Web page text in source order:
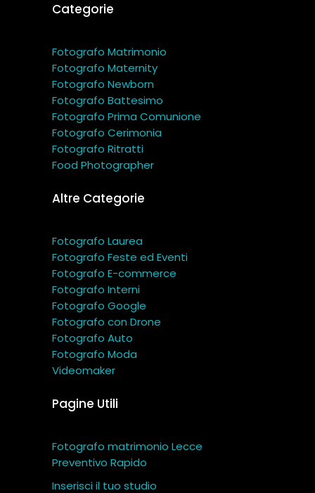
Categorie
Fotografo Matrimonio
Fotografo Maternity
Fotografo Newborn
Fotografo Battesimo
Fotografo Prima Comunione
Fotografo Cerimonia
Fotografo Ritratti
Food Photographer
Altre Categorie
Fotografo Laurea
Fotografo Feste ed Eventi
Fotografo E-commerce
Fotografo Interni
Fotografo Google
Fotografo con Drone
Fotografo Auto
Fotografo Moda
Videomaker
Pagine Utili
Fotografo matrimonio Lecce
Preventivo Rapido
Inserisci il tuo studio